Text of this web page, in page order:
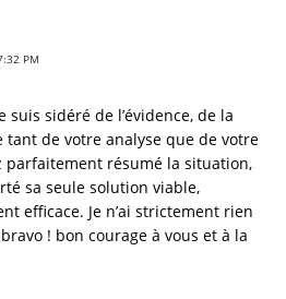
PM
suis sidéré de l’évidence, de la
tant de votre analyse que de votre
parfaitement résumé la situation,
sa seule solution viable,
efficace. Je n’ai strictement rien
! bon courage à vous et à la